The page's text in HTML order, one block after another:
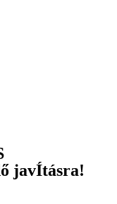
javÍtásra!